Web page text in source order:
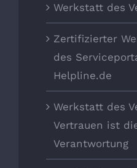
Werkstatt des
Zertifizierter
des
Helpline.de
Werkstatt des
Vertrauen ist
Verantwortung